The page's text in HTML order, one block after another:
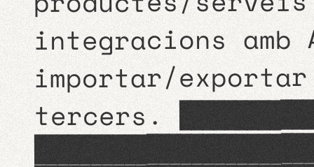
integracions amb
importar/
tercers.Tu ens
proposem solució, si et